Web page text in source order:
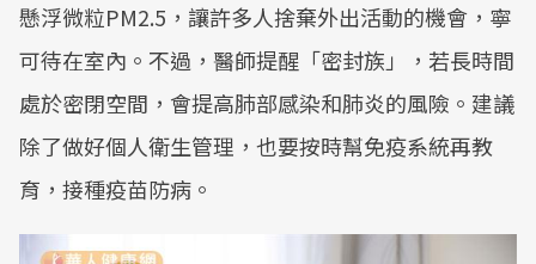
懸浮微粒PM2.5，讓許多人捨棄外出活動的機會，寧
可待在室內。不過，醫師提醒「密封族」，若長時間
處於密閉空間，會提高肺部感染和肺炎的風險。建議
除了做好個人衛生管理，也要按時幫免疫系統再教
育，接種疫苗防病。